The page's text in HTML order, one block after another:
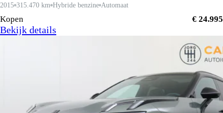
2015 315.470 km Hybride benzine Automaat
Kopen € 24.995
Bekijk details